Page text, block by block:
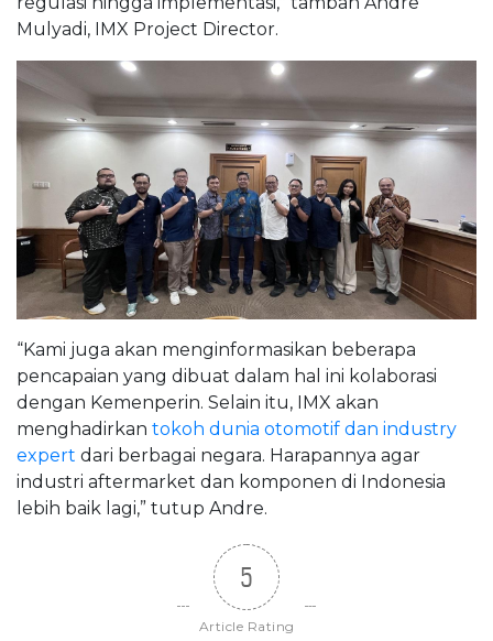
Mulyadi, IMX Project Director.
“Kami juga akan menginformasikan beberapa
pencapaian yang dibuat dalam hal ini kolaborasi
dengan Kemenperin. Selain itu, IMX akan
menghadirkan tokoh dunia otomotif dan industry
expert dari berbagai negara. Harapannya agar
industri aftermarket dan komponen di Indonesia
lebih baik lagi,” tutup Andre.
5
Article Rating